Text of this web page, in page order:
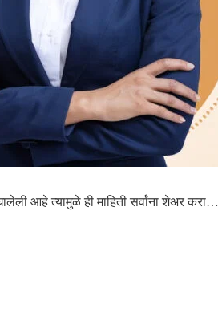
आहे त्यामुळे ही माहिती सर्वांना शेअर करा…